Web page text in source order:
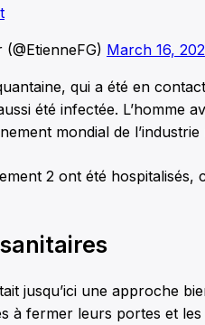
March 16,
qui a été en
été infectée. L’homme
mondial de l’industrie
2 ont été hospitalisés,
jusqu’ici une approche
à fermer leurs portes et